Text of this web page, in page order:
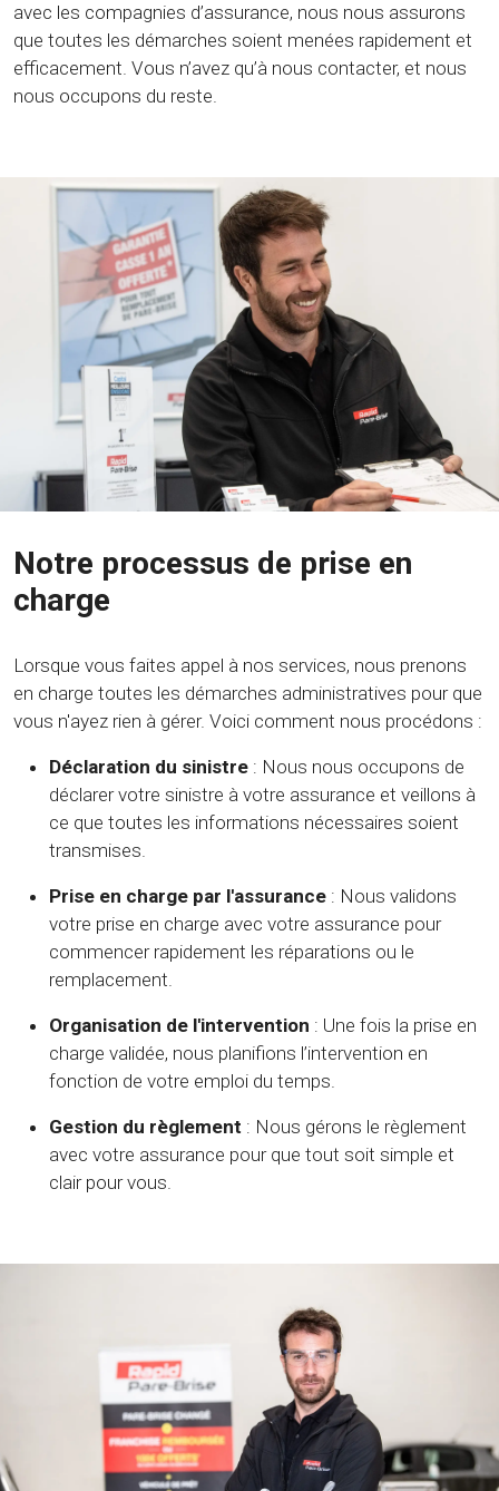
avec les compagnies d’assurance, nous nous assurons
que toutes les démarches soient menées rapidement et
efficacement. Vous n’avez qu’à nous contacter, et nous
nous occupons du reste.
Notre processus de prise en
charge
Lorsque vous faites appel à nos services, nous prenons
en charge toutes les démarches administratives pour que
vous n'ayez rien à gérer. Voici comment nous procédons :
Déclaration du sinistre : Nous nous occupons de
déclarer votre sinistre à votre assurance et veillons à
ce que toutes les informations nécessaires soient
transmises.
Prise en charge par l'assurance : Nous validons
votre prise en charge avec votre assurance pour
commencer rapidement les réparations ou le
remplacement.
Organisation de l'intervention : Une fois la prise en
charge validée, nous planifions l’intervention en
fonction de votre emploi du temps.
Gestion du règlement : Nous gérons le règlement
avec votre assurance pour que tout soit simple et
clair pour vous.